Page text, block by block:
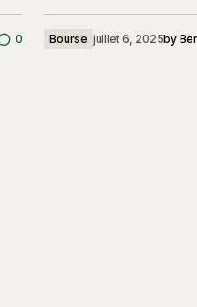
0 Bourse juillet 6, 2025by